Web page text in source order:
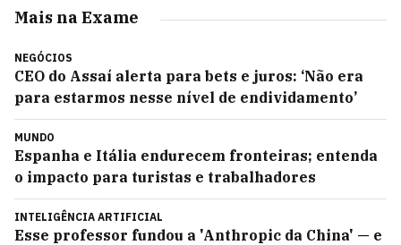
Mais na Exame
NEGÓCIOS
CEO do Assaí alerta para bets e juros: ‘Não era
para estarmos nesse nível de endividamento’
MUNDO
Espanha e Itália endurecem fronteiras; entenda
o impacto para turistas e trabalhadores
INTELIGÊNCIA ARTIFICIAL
Esse professor fundou a 'Anthropic da China' — e